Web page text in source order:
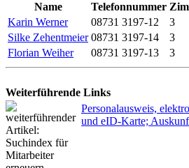
Name Telefonnummer
Karin Werner
08731 3197-12
3
Silke Zehentmeier 08731 3197-14
3
Florian Weiher
08731 3197-13 3
Weiterführende Links
Personalausweis,
und eID-Karte;